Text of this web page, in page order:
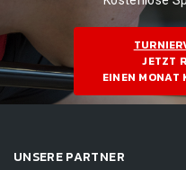
JETZT
EINEN MONAT
UNSERE PARTNER